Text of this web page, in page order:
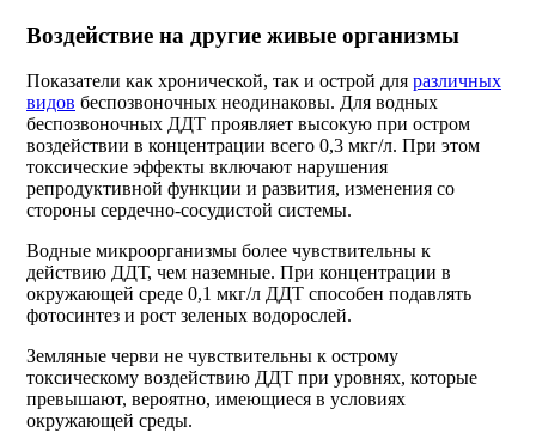
Воздействие на другие живые организмы
Показатели как хронической, так и острой для различных
видов беспозвоночных неодинаковы. Для водных
беспозвоночных ДДТ проявляет высокую при остром
воздействии в концентрации всего 0,3 мкг/л. При этом
токсические эффекты включают нарушения
репродуктивной функции и развития, изменения со
стороны сердечно-сосудистой системы.
Водные микроорганизмы более чувствительны к
действию ДДТ, чем наземные. При концентрации в
окружающей среде 0,1 мкг/л ДДТ способен подавлять
фотосинтез и рост зеленых водорослей.
Земляные черви не чувствительны к острому
токсическому воздействию ДДТ при уровнях, которые
превышают, вероятно, имеющиеся в условиях
окружающей среды.